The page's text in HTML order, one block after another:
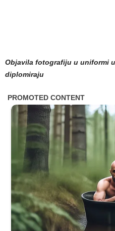
Objavila fotografiju u uniformi
diplomiraju